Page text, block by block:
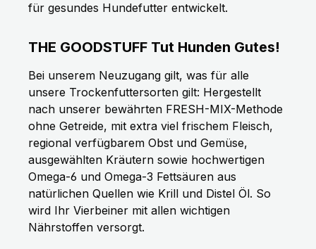
für gesundes Hundefutter entwickelt.
THE GOODSTUFF Tut Hunden Gutes!
Bei unserem Neuzugang gilt, was für alle
unsere Trockenfuttersorten gilt: Hergestellt
nach unserer bewährten FRESH-MIX-Methode
ohne Getreide, mit extra viel frischem Fleisch,
regional verfügbarem Obst und Gemüse,
ausgewählten Kräutern sowie hochwertigen
Omega-6 und Omega-3 Fettsäuren aus
natürlichen Quellen wie Krill und Distel Öl. So
wird Ihr Vierbeiner mit allen wichtigen
Nährstoffen versorgt.